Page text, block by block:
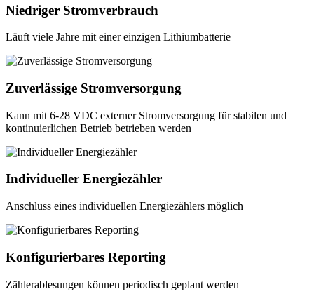
Niedriger Stromverbrauch
Läuft viele Jahre mit einer einzigen Lithiumbatterie
Zuverlässige Stromversorgung
Kann mit 6-28 VDC externer Stromversorgung für stabilen und
kontinuierlichen Betrieb betrieben werden
Individueller Energiezähler
Anschluss eines individuellen Energiezählers möglich
Konfigurierbares Reporting
Zählerablesungen können periodisch geplant werden